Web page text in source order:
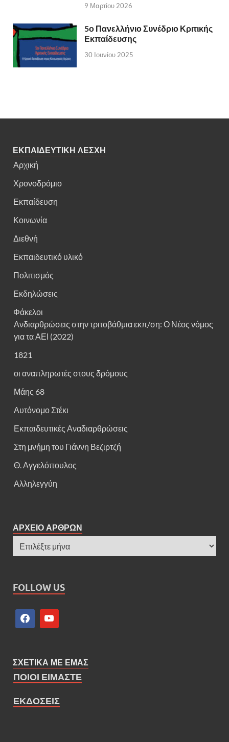
9 Μαρτίου 2026
5ο Πανελλήνιο Συνέδριο Κριτικής
Εκπαίδευσης
30 Ιουνίου 2025
ΕΚΠΑΙΔΕΥΤΙΚΗ ΛΕΣΧΗ
Αρχική
Χρονοδρόμιο
Εκπαίδευση
Κοινωνία
Διεθνή
Εκπαιδευτικό υλικό
Πολιτισμός
Εκδηλώσεις
Φάκελοι
Ανδιαρθρώσεις στην τριτοβάθμια εκπ/ση: Ο Νέος νόμος
για τα ΑΕΙ (2022)
1821
οι αναπληρωτές στους δρόμους
Μάης 68
Αυτόνομο Στέκι
Εκπαιδευτικές Αναδιαρθρώσεις
Στη μνήμη του Γιάννη Βεζιρτζή
Θ. Αγγελόπουλος
Αλληλεγγύη
ΑΡΧΕΙΟ ΑΡΘΡΩΝ
FOLLOW US
ΣΧΕΤΙΚΑ ΜΕ ΕΜΑΣ
ΠΟΙΟΙ ΕΙΜΑΣΤΕ
ΕΚΔΟΣΕΙΣ